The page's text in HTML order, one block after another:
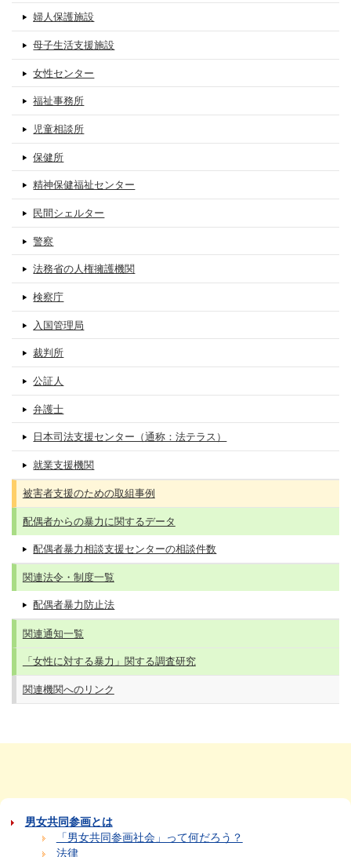
婦人保護施設
母子生活支援施設
女性センター
福祉事務所
児童相談所
保健所
精神保健福祉センター
民間シェルター
警察
法務省の人権擁護機関
検察庁
入国管理局
裁判所
公証人
弁護士
日本司法支援センター（通称：法テラス）
就業支援機関
被害者支援のための取組事例
配偶者からの暴力に関するデータ
配偶者暴力相談支援センターの相談件数
関連法令・制度一覧
配偶者暴力防止法
関連通知一覧
「女性に対する暴力」関する調査研究
関連機関へのリンク